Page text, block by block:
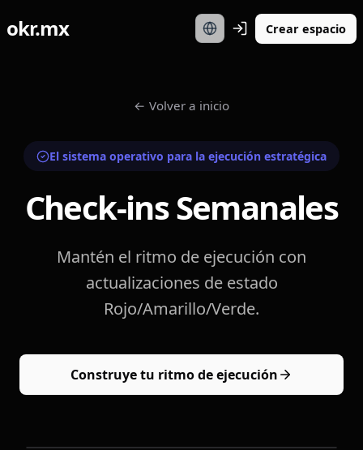
okr.mx Crear espacio
← Volver a inicio
El sistema operativo para la ejecución estratégica
Check-ins Semanales
Mantén el ritmo de ejecución con
actualizaciones de estado
Rojo/Amarillo/Verde.
Construye tu ritmo de ejecución